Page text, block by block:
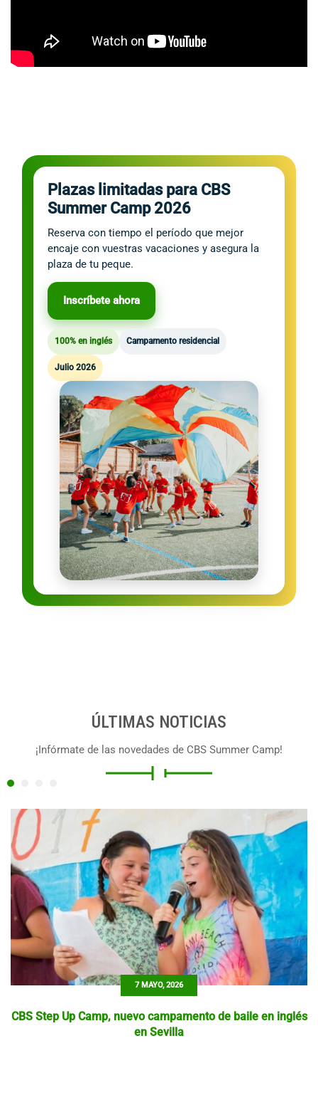
Plazas limitadas para CBS
Summer Camp 2026
Reserva con tiempo el período que mejor
encaje con vuestras vacaciones y asegura la
plaza de tu peque.
Inscríbete ahora
100% en inglés Campamento residencial
Julio 2026
ÚLTIMAS NOTICIAS
¡Infórmate de las novedades de CBS Summer Camp!
7 MAYO, 2026
CBS Step Up Camp, nuevo campamento de baile en inglés
en Sevilla